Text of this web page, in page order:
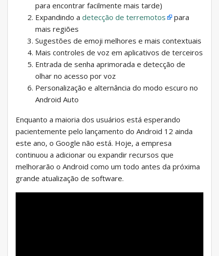
para encontrar facilmente mais tarde)
Expandindo a detecção de terremotos
para
mais regiões
Sugestões de emoji melhores e mais contextuais
Mais controles de voz em aplicativos de terceiros
Entrada de senha aprimorada e detecção de
olhar no acesso por voz
Personalização e alternância do modo escuro no
Android Auto
Enquanto a maioria dos usuários está esperando
pacientemente pelo lançamento do Android 12 ainda
este ano, o Google não está. Hoje, a empresa
continuou a adicionar ou expandir recursos que
melhorarão o Android como um todo antes da próxima
grande atualização de software.